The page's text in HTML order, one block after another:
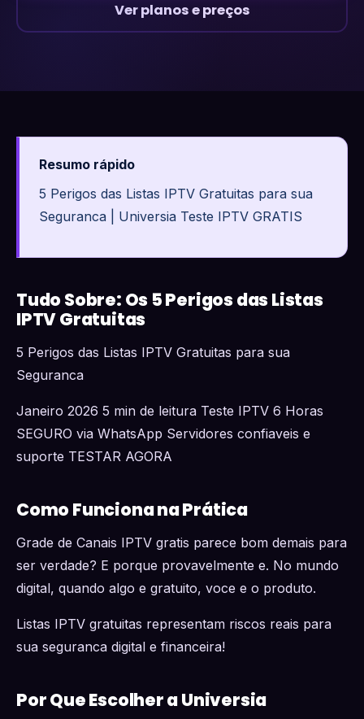
Ver planos e preços
Resumo rápido
5 Perigos das Listas IPTV Gratuitas para sua
Seguranca | Universia Teste IPTV GRATIS
Tudo Sobre: Os 5 Perigos das Listas
IPTV Gratuitas
5 Perigos das Listas IPTV Gratuitas para sua
Seguranca
Janeiro 2026 5 min de leitura Teste IPTV 6 Horas
SEGURO via WhatsApp Servidores confiaveis e
suporte TESTAR AGORA
Como Funciona na Prática
Grade de Canais IPTV gratis parece bom demais para
ser verdade? E porque provavelmente e. No mundo
digital, quando algo e gratuito, voce e o produto.
Listas IPTV gratuitas representam riscos reais para
sua seguranca digital e financeira!
Por Que Escolher a Universia